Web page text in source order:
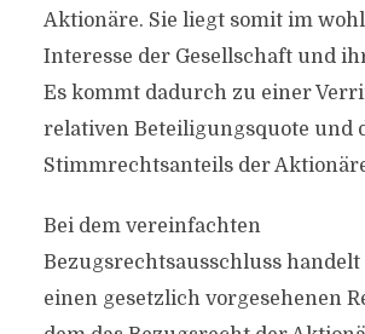
Aktionäre. Sie liegt somit im
Interesse der Gesellschaft und
Es kommt dadurch zu einer
relativen Beteiligungsquote und
Stimmrechtsanteils der
Bei dem vereinfachten
Bezugsrechtsausschluss handelt
einen gesetzlich vorgesehenen